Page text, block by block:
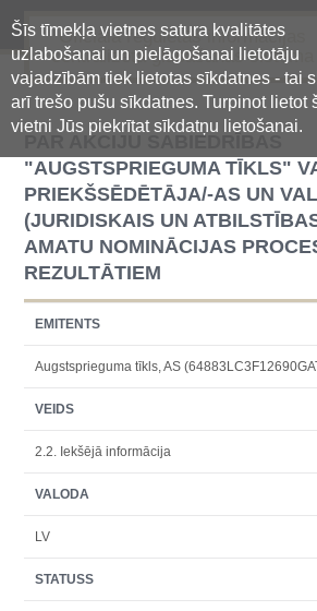
Šīs tīmekļa vietnes satura kvalitātes
uzlabošanai un pielāgošanai lietotāju
vajadzībām tiek lietotas sīkdatnes - tai
arī trešo pušu sīkdatnes. Turpinot lietot
vietni Jūs piekrītat sīkdatņu lietošanai.
Oficiālā regulētās informācijas
centralizētā glabāšanas sistēma
PAR AKCIJU SABIEDRĪBAS
"AUGSTSPRIEGUMA TĪKLS"
PRIEKŠSĒDĒTĀJA/-AS UN
(JURIDISKAIS UN
AMATU NOMINĀCIJAS
REZULTĀTIEM
EMITENTS
Augstsprieguma tīkls, AS
VEIDS
2.2. Iekšējā informācija
VALODA
LV
STATUSS